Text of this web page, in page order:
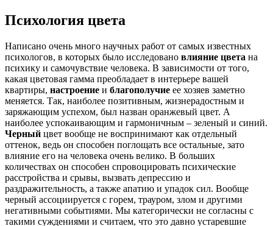
Психология цвета
Написано очень много научных работ от самых известных
психологов, в которых было исследовано влияние цвета на
психику и самочувствие человека. В зависимости от того,
какая цветовая гамма преобладает в интерьере вашей
квартиры, настроение и благополучие ее хозяев заметно
меняется. Так, наиболее позитивным, жизнерадостным и
заряжающим успехом, был назван оранжевый цвет. А
наиболее успокаивающим и гармоничным – зеленый и синий.
Черный цвет вообще не воспринимают как отдельный
оттенок, ведь он способен поглощать все остальные, зато
влияние его на человека очень велико. В больших
количествах он способен спровоцировать психические
расстройства и срывы, вызвать депрессию и
раздражительность, а также апатию и упадок сил. Вообще
черный ассоциируется с горем, трауром, злом и другими
негативными событиями. Мы категорически не согласны с
такими суждениями и считаем, что это давно устаревшие